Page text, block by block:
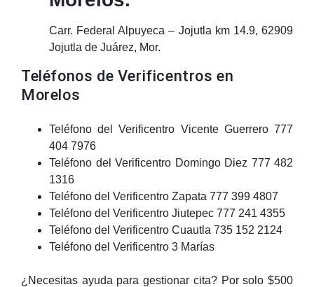
Carr. Federal Alpuyeca – Jojutla km 14.9, 62909
Jojutla de Juárez, Mor.
Teléfonos de Verificentros en
Morelos
Teléfono del Verificentro Vicente Guerrero 777
404 7976
Teléfono del Verificentro Domingo Diez 777 482
1316
Teléfono del Verificentro Zapata 777 399 4807
Teléfono del Verificentro Jiutepec 777 241 4355
Teléfono del Verificentro Cuautla 735 152 2124
Teléfono del Verificentro 3 Marías
¿Necesitas ayuda para gestionar cita? Por solo $500